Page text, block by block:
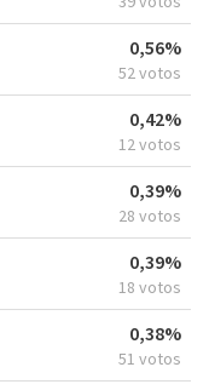
0,56%
52 votos
0,42%
12 votos
0,39%
28 votos
0,39%
18 votos
0,38%
51 votos